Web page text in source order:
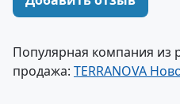
Популярная компания из
продажа: TERRANOVA